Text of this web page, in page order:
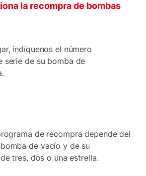
la recompra de bombas
indíquenos el número
serie de su bomba de
de recompra depende del
de vacío y de su
tres, dos o una estrella.